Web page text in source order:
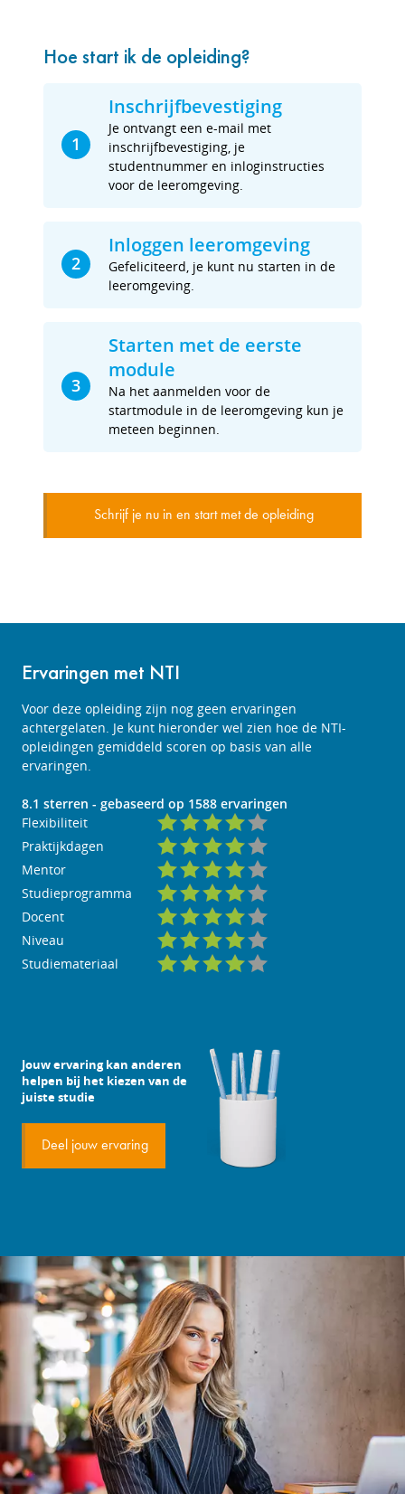
Hoe start ik de opleiding?
1
Inschrijfbevestiging
Je ontvangt een e-mail met
inschrijfbevestiging, je
studentnummer en inloginstructies
voor de leeromgeving.
2
Inloggen leeromgeving
Gefeliciteerd, je kunt nu starten in de
leeromgeving.
3
Starten met de eerste
module
Na het aanmelden voor de
startmodule in de leeromgeving kun je
meteen beginnen.
Schrijf je nu in en start met de opleiding
Ervaringen met NTI
Voor deze opleiding zijn nog geen ervaringen
achtergelaten. Je kunt hieronder wel zien hoe de NTI-
opleidingen gemiddeld scoren op basis van alle
ervaringen.
8.1 sterren - gebaseerd op 1588 ervaringen
Flexibiliteit
Praktijkdagen
Mentor
Studieprogramma
Docent
Niveau
Studiemateriaal
Jouw ervaring kan anderen
helpen bij het kiezen van de
juiste studie
Deel jouw ervaring